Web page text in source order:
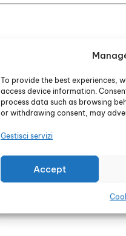
To provide the best experiences,
access device information.
process data such as browsing
or withdrawing consent, may
Gestisci servizi
Accept